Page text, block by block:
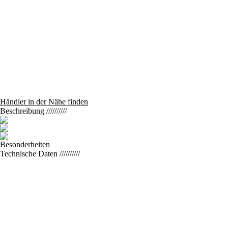
Händler in der Nähe finden
Beschreibung //////////
Besonderheiten
Technische Daten //////////